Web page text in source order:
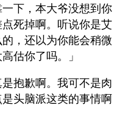
一下，本大爷没想到你
死掉啊。听说你是艾
，还以为你能会稍微
估你了吗。」
是抱歉啊。我可不是肉
头脑派这类的事情啊